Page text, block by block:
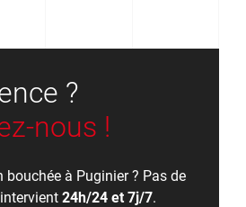
?
nous !
bouchée à Puginier ? Pas de
24h/24 et 7j/7.